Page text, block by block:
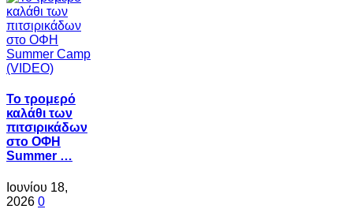
Το τρομερό
καλάθι των
πιτσιρικάδων
στο ΟΦΗ
Summer …
Ιουνίου 18,
2026 0